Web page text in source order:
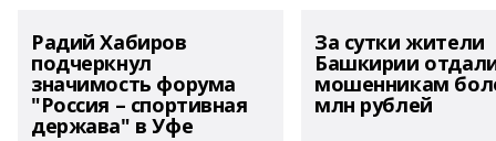
Радий Хабиров
подчеркнул
значимость форума
"Россия – спортивная
держава" в Уфе
За сутки жители
Башкирии
мошенникам
млн рублей